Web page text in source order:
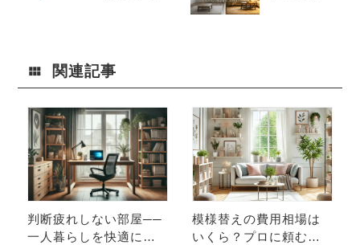
関連記事
判断疲れしない部屋──
一人暮らしを快適にす
模様替えの費用相場は
いくら？プロに頼むべ